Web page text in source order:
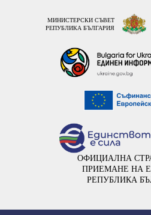
МИНИСТЕРСКИ СЪВЕТ
РЕПУБЛИКА БЪЛГАРИЯ
ОФИЦИАЛНА
ПРИЕМАНЕ НА
РЕПУБЛИКА